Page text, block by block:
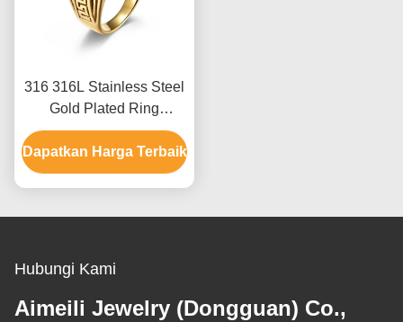
316 316L Stainless Steel
Gold Plated Ring
Perhiasan Untuk Pria
Dengan Batu Kristal
Ruby
Dapatkan Harga Terbaik
Hubungi Kami
Aimeili Jewelry (Dongguan) Co.,